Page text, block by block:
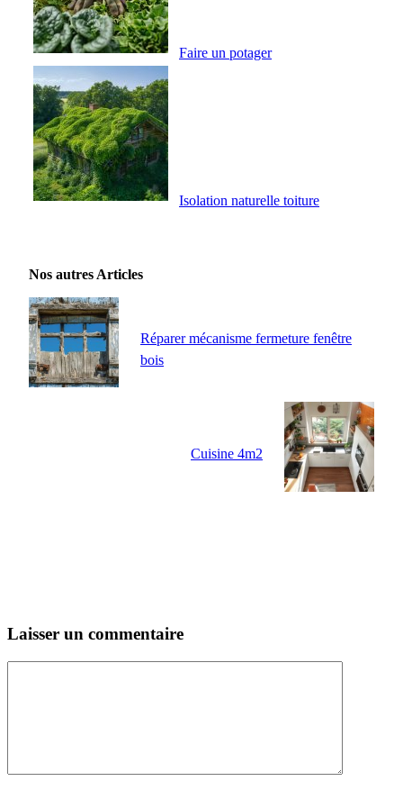
Faire un potager
Isolation naturelle toiture
Nos autres Articles
Réparer mécanisme fermeture fenêtre
bois
Cuisine 4m2
Laisser un commentaire